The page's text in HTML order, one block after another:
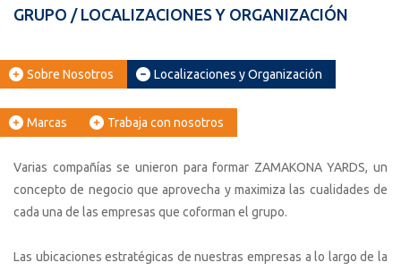
GRUPO / LOCALIZACIONES Y ORGANIZACIÓN
Sobre Nosotros Localizaciones y Organización
Marcas Trabaja con nosotros
Varias compañías se unieron para formar ZAMAKONA YARDS, un
concepto de negocio que aprovecha y maximiza las cualidades de
cada una de las empresas que coforman el grupo.
Las ubicaciones estratégicas de nuestras empresas a lo largo de la